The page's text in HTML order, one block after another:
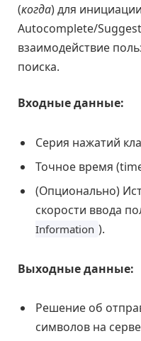
(когда) для
Autocomplete/
взаимодействие
поиска.
Входные данные:
Серия нажатий
Точное время
(Опционально)
скорости ввода
Information ).
Выходные данные:
Решение об
символов на